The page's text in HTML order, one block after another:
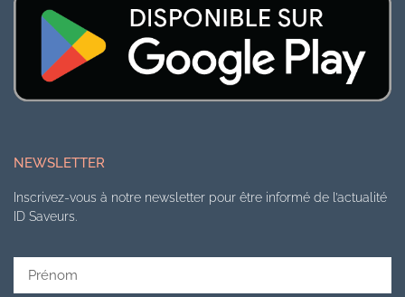
NEWSLETTER
Inscrivez-vous à notre newsletter pour être informé de l’actualité
ID Saveurs.